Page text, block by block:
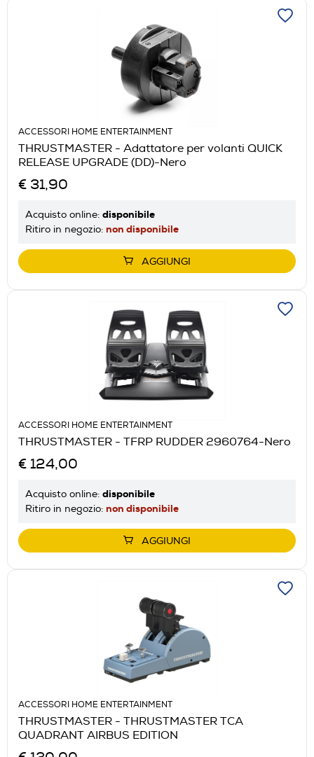
ACCESSORI HOME ENTERTAINMENT
THRUSTMASTER - Adattatore per volanti QUICK
RELEASE UPGRADE (DD)-Nero
€ 31,90
Acquisto online: disponibile
Ritiro in negozio: non disponibile
AGGIUNGI
ACCESSORI HOME ENTERTAINMENT
THRUSTMASTER - TFRP RUDDER 2960764-Nero
€ 124,00
Acquisto online: disponibile
Ritiro in negozio: non disponibile
AGGIUNGI
ACCESSORI HOME ENTERTAINMENT
THRUSTMASTER - THRUSTMASTER TCA
QUADRANT AIRBUS EDITION